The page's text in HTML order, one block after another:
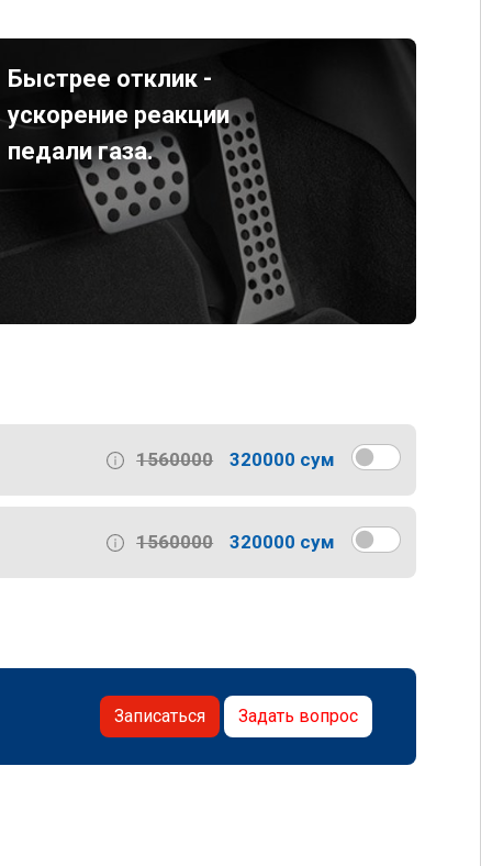
Быстрее отклик -
ускорение реакции
педали газа.
1560000 320000 сум
1560000 320000 сум
Записаться Задать вопрос